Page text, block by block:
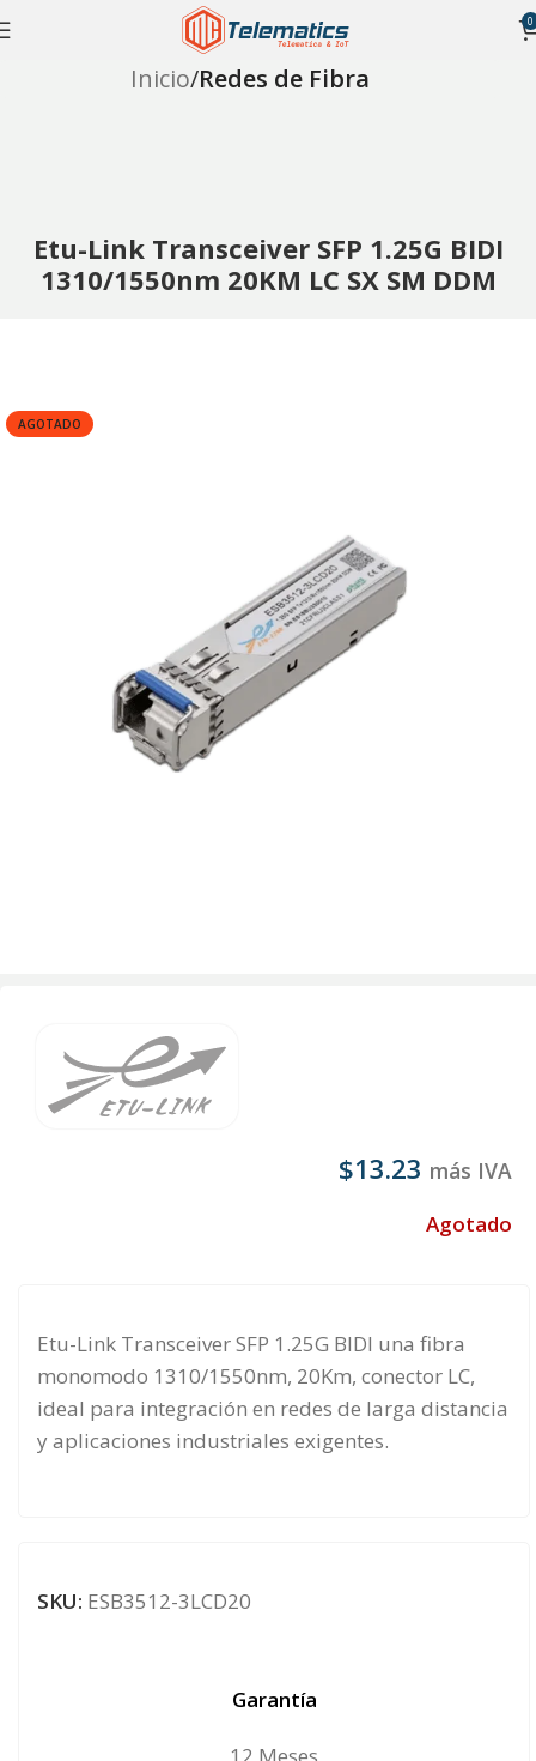
0
Inicio Redes de Fibra
Etu-Link Transceiver SFP 1.25G BIDI
1310/1550nm 20KM LC SX SM DDM
AGOTADO
$13.23 más IVA
Agotado
Etu-Link Transceiver SFP 1.25G BIDI una fibra
monomodo 1310/1550nm, 20Km, conector LC,
ideal para integración en redes de larga distancia
y aplicaciones industriales exigentes.
SKU: ESB3512-3LCD20
Garantía